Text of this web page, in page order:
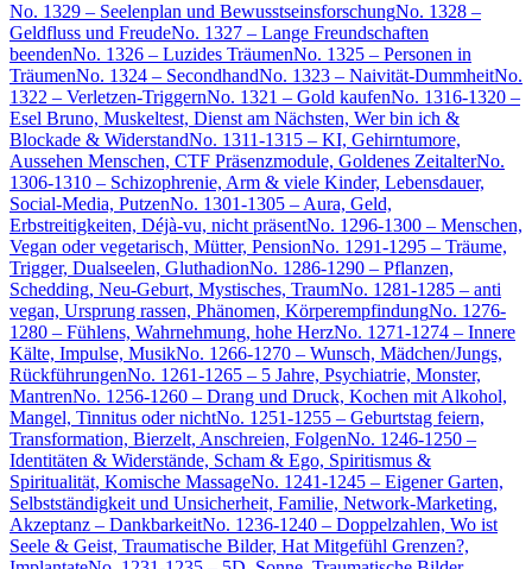
No. 1329 – Seelenplan und BewusstseinsforschungNo. 1328 –
Geldfluss und FreudeNo. 1327 – Lange Freundschaften
beendenNo. 1326 – Luzides TräumenNo. 1325 – Personen in
TräumenNo. 1324 – SecondhandNo. 1323 – Naivität-DummheitNo.
1322 – Verletzen-TriggernNo. 1321 – Gold kaufenNo. 1316-1320 –
Esel Bruno, Muskeltest, Dienst am Nächsten, Wer bin ich &
Blockade & WiderstandNo. 1311-1315 – KI, Gehirntumore,
Aussehen Menschen, CTF Präsenzmodule, Goldenes ZeitalterNo.
1306-1310 – Schizophrenie, Arm & viele Kinder, Lebensdauer,
Social-Media, PutzenNo. 1301-1305 – Aura, Geld,
Erbstreitigkeiten, Déjà-vu, nicht präsentNo. 1296-1300 – Menschen,
Vegan oder vegetarisch, Mütter, PensionNo. 1291-1295 – Träume,
Trigger, Dualseelen, GluthadionNo. 1286-1290 – Pflanzen,
Schedding, Neu-Geburt, Mystisches, TraumNo. 1281-1285 – anti
vegan, Ursprung rassen, Phänomen, KörperempfindungNo. 1276-
1280 – Fühlens, Wahrnehmung, hohe HerzNo. 1271-1274 – Innere
Kälte, Impulse, MusikNo. 1266-1270 – Wunsch, Mädchen/Jungs,
RückführungenNo. 1261-1265 – 5 Jahre, Psychiatrie, Monster,
MantrenNo. 1256-1260 – Drang und Druck, Kochen mit Alkohol,
Mangel, Tinnitus oder nichtNo. 1251-1255 – Geburtstag feiern,
Transformation, Bierzelt, Anschreien, FolgenNo. 1246-1250 –
Identitäten & Widerstände, Scham & Ego, Spiritismus &
Spiritualität, Komische MassageNo. 1241-1245 – Eigener Garten,
Selbstständigkeit und Unsicherheit, Familie, Network-Marketing,
Akzeptanz – DankbarkeitNo. 1236-1240 – Doppelzahlen, Wo ist
Seele & Geist, Traumatische Bilder, Hat Mitgefühl Grenzen?,